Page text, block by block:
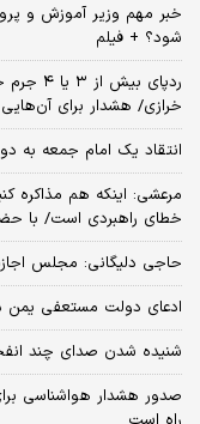
خبر مهم وزیر آموزش و
شود؟ + فیلم
ردپای
خرازی/ هشدار برای آن‌هایی که
انتقاد یک امام جمعه به
مرعشی: اینکه هم مذاکره
خطای راهبردی است/ با
حاجی دلیگانی: مجلس
ادعای دولت مستعفی یمن
شنیده شدن صدای چند